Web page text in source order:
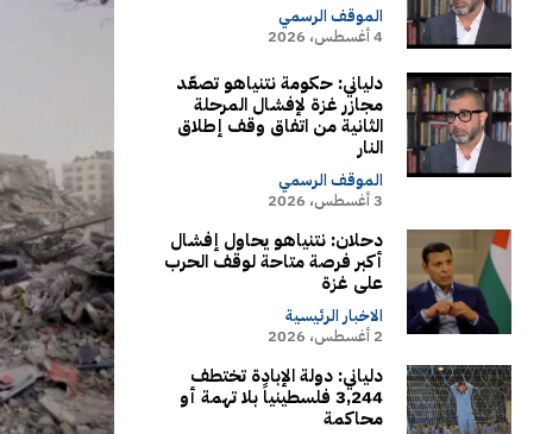
الموقف الرسمي
4 أغسطس، 2026
دلياني: حكومة نتنياهو تصعّد
مجازر غزة لإفشال المرحلة
الثانية من اتفاق وقف إطلاق
النار
الموقف الرسمي
3 أغسطس، 2026
دحلان: نتنياهو يحاول إفشال
أكبر فرصة متاحة لوقف الحرب
على غزة
الاخبار الرئيسية
2 أغسطس، 2026
دلياني: دولة الإبادة تختطف
3,244 فلسطينياً بلا تهمة أو
محاكمة